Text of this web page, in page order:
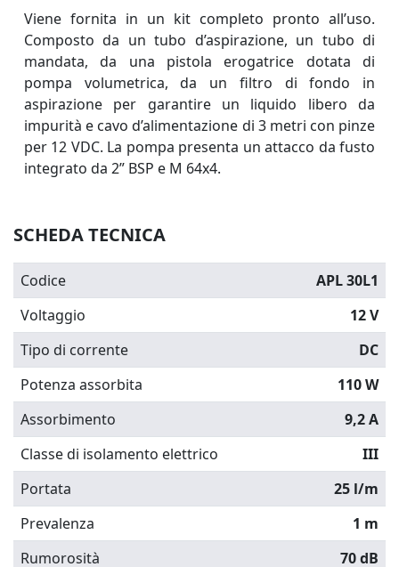
Viene fornita in un kit completo pronto all’uso.
Composto da un tubo d’aspirazione, un tubo di
mandata, da una pistola erogatrice dotata di
pompa volumetrica, da un filtro di fondo in
aspirazione per garantire un liquido libero da
impurità e cavo d’alimentazione di 3 metri con pinze
per 12 VDC. La pompa presenta un attacco da fusto
integrato da 2” BSP e M 64x4.
SCHEDA TECNICA
Codice
APL 30L1
Voltaggio
12 V
Tipo di corrente
DC
Potenza assorbita
110 W
Assorbimento
9,2 A
Classe di isolamento elettrico
III
Portata
25 l/m
Prevalenza
1 m
Rumorosità
70 dB